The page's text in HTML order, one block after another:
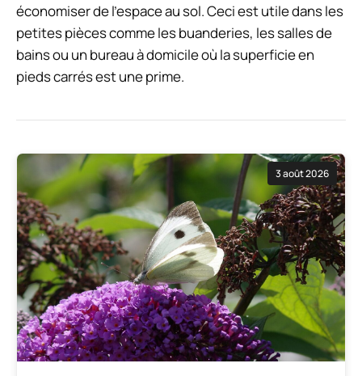
économiser de l'espace au sol. Ceci est utile dans les
petites pièces comme les buanderies, les salles de
bains ou un bureau à domicile où la superficie en
pieds carrés est une prime.
3 août 2026